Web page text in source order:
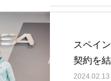
スペイ
契約を
2024.02.13